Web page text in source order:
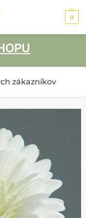
0
zákazníkov